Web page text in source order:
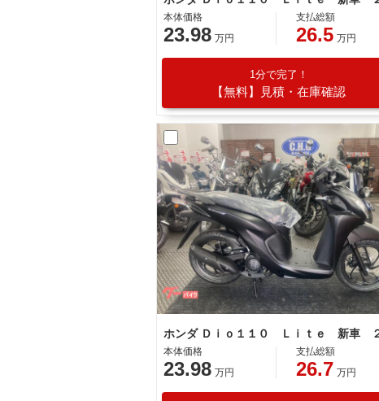
本体価格
23.98 万円
支払総額
26.5 万円
1分で完了！
【無料】見積・在庫確認
本体価格
23.98 万円
支払総額
26.7 万円